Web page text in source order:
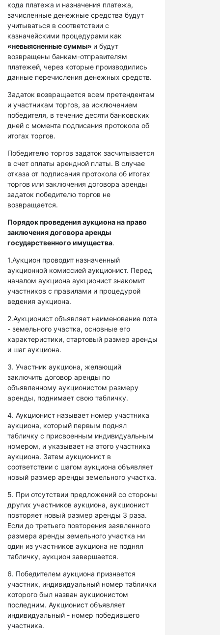
кода платежа и назначения платежа,
зачисленные денежные средства будут
учитываться в соответствии с
казначейскими процедурами как
«невыясненные суммы» и будут
возвращены банкам-отправителям
платежей, через которые производились
данные перечисления денежных средств.
Задаток возвращается всем претендентам
и участникам торгов, за исключением
победителя, в течение десяти банковских
дней с момента подписания протокола об
итогах торгов.
Победителю торгов задаток засчитывается
в счет оплаты арендной платы. В случае
отказа от подписания протокола об итогах
торгов или заключения договора аренды
задаток победителю торгов не
возвращается.
Порядок проведения аукциона на право
заключения договора аренды
государственного имущества.
1.Аукцион проводит назначенный
аукционной комиссией аукционист. Перед
началом аукциона аукционист знакомит
участников с правилами и процедурой
ведения аукциона.
2.Аукционист объявляет наименование лота
- земельного участка, основные его
характеристики, стартовый размер аренды
и шаг аукциона.
3. Участник аукциона, желающий
заключить договор аренды по
объявленному аукционистом размеру
аренды, поднимает свою табличку.
4. Аукционист называет номер участника
аукциона, который первым поднял
табличку с присвоенным индивидуальным
номером, и указывает на этого участника
аукциона. Затем аукционист в
соответствии с шагом аукциона объявляет
новый размер аренды земельного участка.
5. При отсутствии предложений со стороны
других участников аукциона, аукционист
повторяет новый размер аренды 3 раза.
Если до третьего повторения заявленного
размера аренды земельного участка ни
один из участников аукциона не поднял
табличку, аукцион завершается.
6. Победителем аукциона признается
участник, индивидуальный номер таблички
которого был назван аукционистом
последним. Аукционист объявляет
индивидуальный - номер победившего
участника.